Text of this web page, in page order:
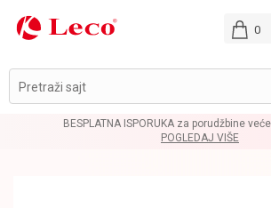
Pretraži sajt
0
BESPLATNA ISPORUKA za porudžbine
POGLEDAJ VIŠE